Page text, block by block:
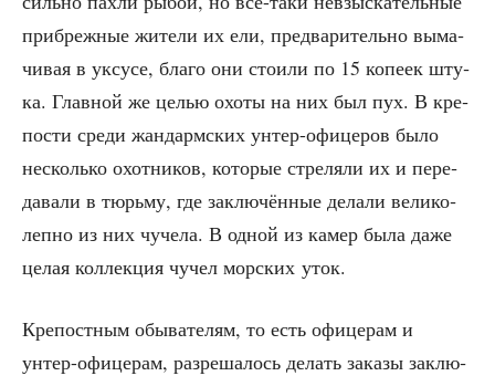
при­бреж­ные жите­ли их ели, пред­ва­ри­тель­но выма­
чи­вая в уксу­се, бла­го они сто­и­ли по 15 копе­ек шту­
ка. Глав­ной же целью охо­ты на них был пух. В кре­
по­сти сре­ди жан­дарм­ских унтер-офи­це­ров было
несколь­ко охот­ни­ков, кото­рые стре­ля­ли их и пере­
да­ва­ли в тюрь­му, где заклю­чён­ные дела­ли вели­ко­
леп­но из них чуче­ла. В одной из камер была даже
целая кол­лек­ция чучел мор­ских уток.
Кре­пост­ным обы­ва­те­лям, то есть офи­це­рам и
унтер-офи­це­рам, раз­ре­ша­лось делать зака­зы заклю­